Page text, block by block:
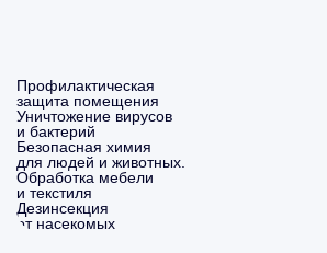
Профилактическая
защита помещения
Уничтожение вирусов
и бактерий
Безопасная химия
для людей и животных.
Обработка мебели
и текстиля
Дезинсекция
от насекомых